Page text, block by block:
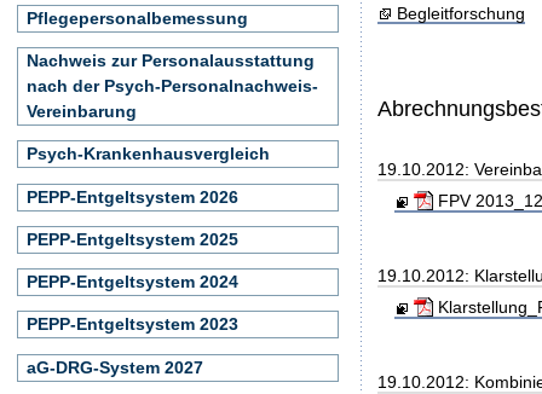
Begleitforschung
19.10.2012:
FPV
19.10.2012:
19.10.2012:
Pflegepersonalbemessung
Nachweis zur Personalausstattung
nach der Psych-Personalnachweis-
Vereinbarung
Psych-Krankenhausvergleich
PEPP-Entgeltsystem 2026
PEPP-Entgeltsystem 2025
PEPP-Entgeltsystem 2024
PEPP-Entgeltsystem 2023
aG-DRG-System 2027